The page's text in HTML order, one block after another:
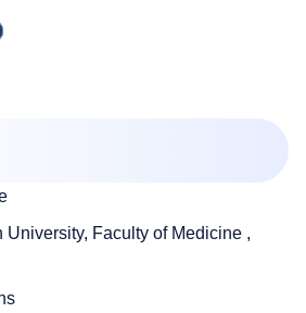
English
University, Faculty of Medicine ,